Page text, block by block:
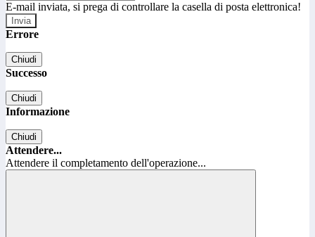
E-mail inviata, si prega di controllare la casella di posta elettronica!
Errore
Chiudi
Successo
Chiudi
Informazione
Chiudi
Attendere...
Attendere il completamento dell'operazione...